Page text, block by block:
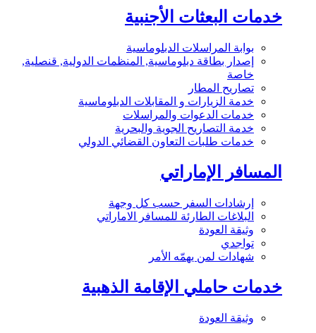
خدمات البعثات الأجنبية
بوابة المراسلات الدبلوماسية
إصدار بطاقة دبلوماسية, المنظمات الدولية, قنصلية,
خاصة
تصاريح المطار
خدمة الزيارات و المقابلات الدبلوماسية
خدمات الدعوات والمراسلات
خدمة التصاريح الجوية والبحرية
خدمات طلبات التعاون القضائي الدولي
المسافر الإماراتي
إرشادات السفر حسب كل وجهة
البلاغات الطارئة للمسافر الاماراتي
وثيقة العودة
تواجدي
شهادات لمن يهمّه الأمر
خدمات حاملي الإقامة الذهبية
وثيقة العودة